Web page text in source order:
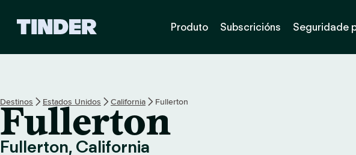
H
o
m
e
Produto Subscricións Seguridade
Destinos Estados Unidos California Fullerton
Fullerton
Fullerton, California